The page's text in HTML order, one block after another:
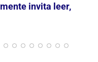
sobre
Belleza”